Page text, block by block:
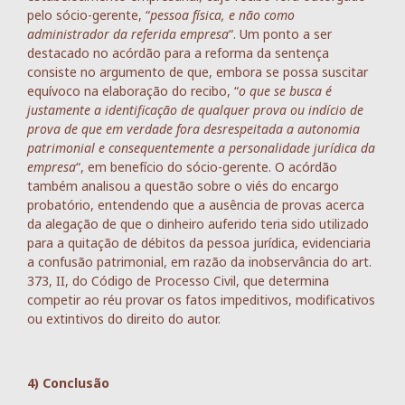
pelo sócio-gerente, “pessoa física, e não como
administrador da referida empresa“. Um ponto a ser
destacado no acórdão para a reforma da sentença
consiste no argumento de que, embora se possa suscitar
equívoco na elaboração do recibo, “o que se busca é
justamente a identificação de qualquer prova ou indício de
prova de que em verdade fora desrespeitada a autonomia
patrimonial e consequentemente a personalidade jurídica da
empresa“, em benefício do sócio-gerente. O acórdão
também analisou a questão sobre o viés do encargo
probatório, entendendo que a ausência de provas acerca
da alegação de que o dinheiro auferido teria sido utilizado
para a quitação de débitos da pessoa jurídica, evidenciaria
a confusão patrimonial, em razão da inobservância do art.
373, II, do Código de Processo Civil, que determina
competir ao réu provar os fatos impeditivos, modificativos
ou extintivos do direito do autor.
4) Conclusão